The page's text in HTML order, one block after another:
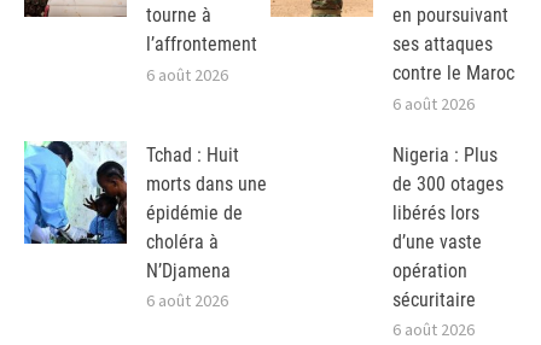
tourne à
l’affrontement
6 août 2026
en poursuivant
ses attaques
contre le Maroc
6 août 2026
Tchad : Huit
morts dans une
épidémie de
choléra à
N’Djamena
6 août 2026
Nigeria : Plus
de 300 otages
libérés lors
d’une vaste
opération
sécuritaire
6 août 2026